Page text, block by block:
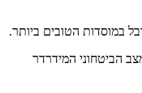
במוסדות הטובים ביותר.
הביטחוני המידרדר